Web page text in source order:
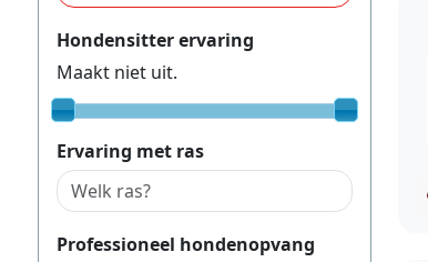
Hondensitter ervaring
Maakt niet uit.
Ervaring met ras
Professioneel hondenopvang